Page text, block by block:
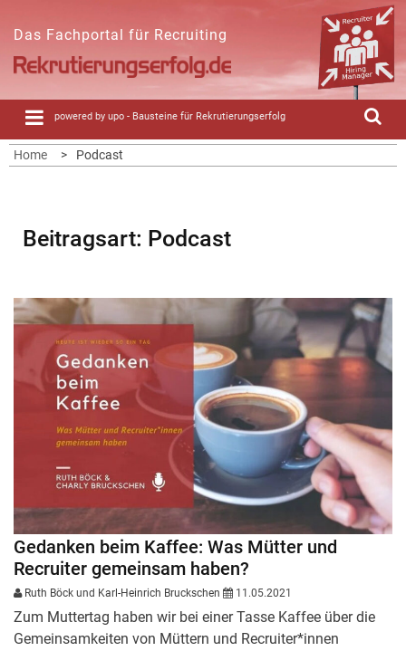
content
Das Fachportal für Recruiting
powered by upo - Bausteine für Rekrutierungserfolg
Home Podcast
Beitragsart: Podcast
Gedanken beim Kaffee: Was Mütter und
Recruiter gemeinsam haben?
Ruth Böck und Karl-Heinrich Bruckschen 11.05.2021
Zum Muttertag haben wir bei einer Tasse Kaffee über die
Gemeinsamkeiten von Müttern und Recruiter*innen